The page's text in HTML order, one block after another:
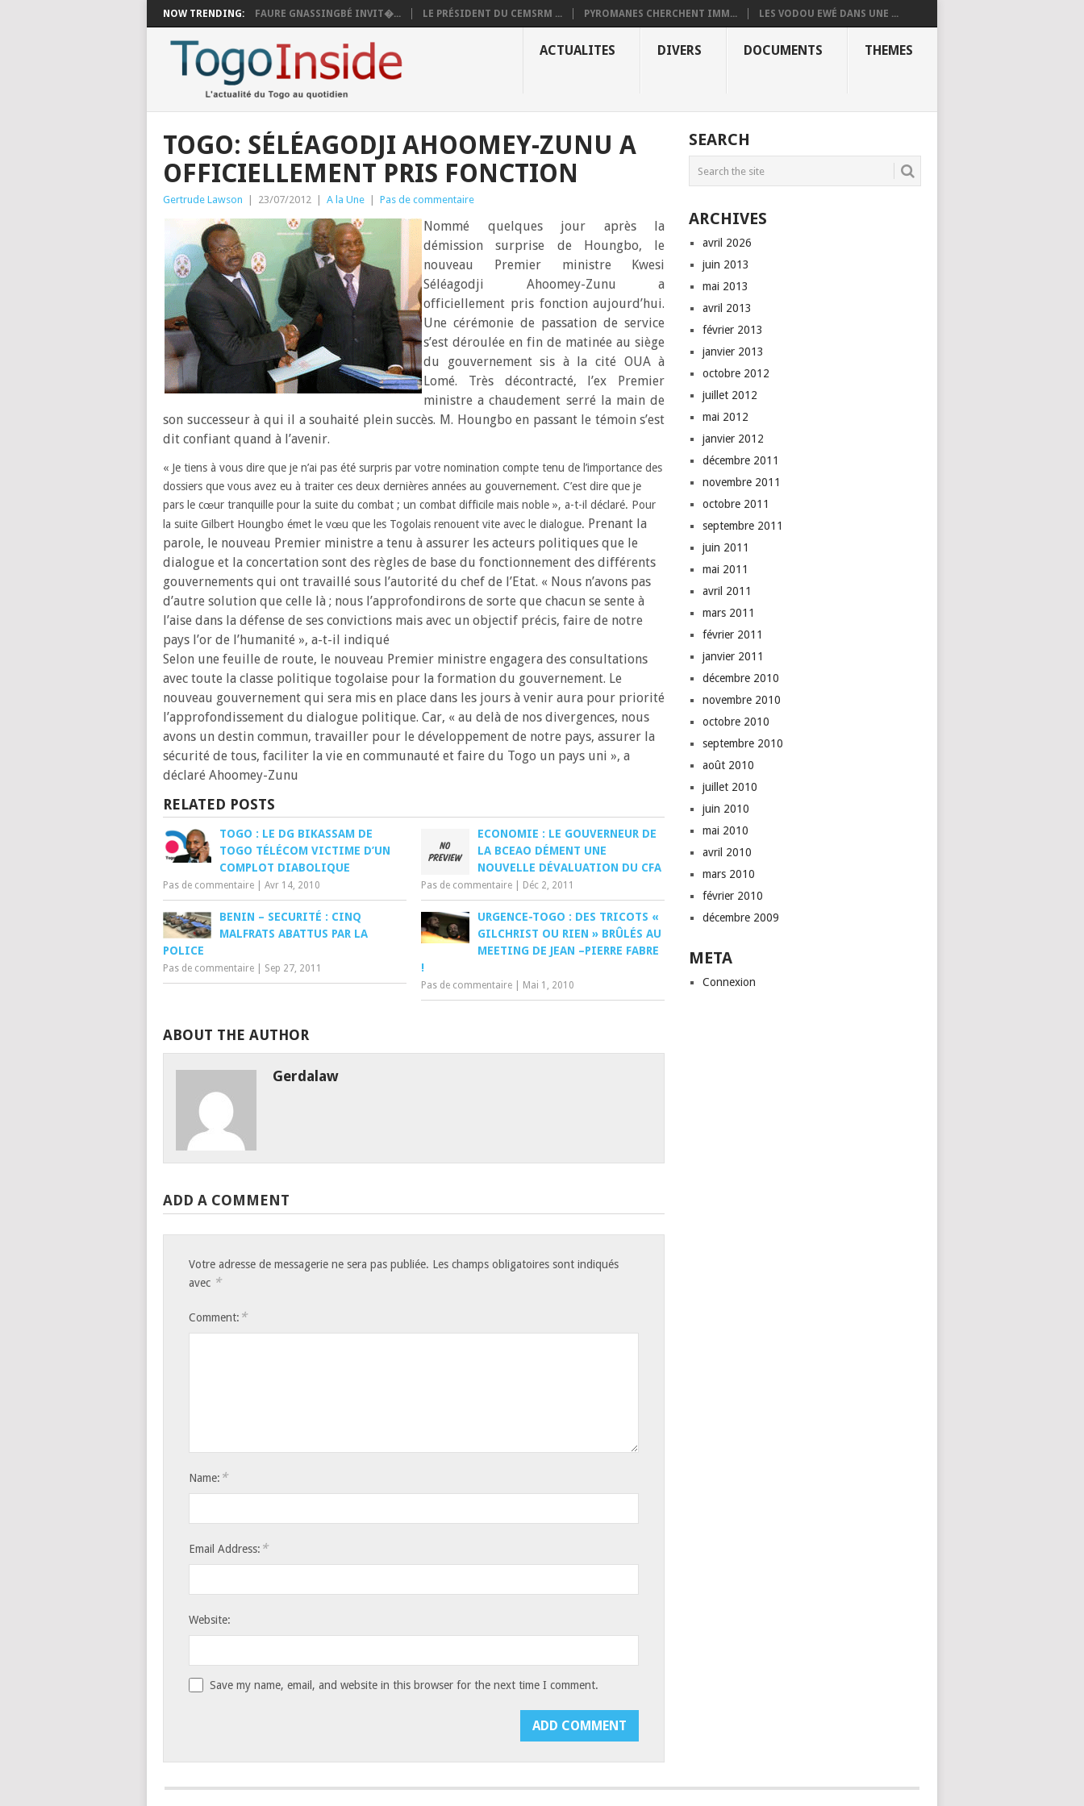
NOW TRENDING: FAURE GNASSINGBÉ INVIT�... LE PRÉSIDENT DU CEMSRM ... PYROMANES CHERCHENT IMM... LES VODOU EWÉ DANS UNE ...
ACTUALITES DIVERS DOCUMENTS THEMES
TOGO: SÉLÉAGODJI AHOOMEY-ZUNU A
OFFICIELLEMENT PRIS FONCTION
Gertrude Lawson 23/07/2012 A la Une Pas de commentaire
Nommé quelques jour après la
démission surprise de Houngbo, le
nouveau Premier ministre Kwesi
Séléagodji Ahoomey-Zunu a
officiellement pris fonction aujourd’hui.
Une cérémonie de passation de service
s’est déroulée en fin de matinée au siège
du gouvernement sis à la cité OUA à
Lomé. Très décontracté, l’ex Premier
ministre a chaudement serré la main de
son successeur à qui il a souhaité plein succès. M. Houngbo en passant le témoin s’est
dit confiant quand à l’avenir.
« Je tiens à vous dire que je n’ai pas été surpris par votre nomination compte tenu de l’importance des
dossiers que vous avez eu à traiter ces deux dernières années au gouvernement. C’est dire que je
pars le cœur tranquille pour la suite du combat ; un combat difficile mais noble », a-t-il déclaré. Pour
la suite Gilbert Houngbo émet le vœu que les Togolais renouent vite avec le dialogue. Prenant la
parole, le nouveau Premier ministre a tenu à assurer les acteurs politiques que le
dialogue et la concertation sont des règles de base du fonctionnement des différents
gouvernements qui ont travaillé sous l’autorité du chef de l’Etat. « Nous n’avons pas
d’autre solution que celle là ; nous l’approfondirons de sorte que chacun se sente à
l’aise dans la défense de ses convictions mais avec un objectif précis, faire de notre
pays l’or de l’humanité », a-t-il indiqué
Selon une feuille de route, le nouveau Premier ministre engagera des consultations
avec toute la classe politique togolaise pour la formation du gouvernement. Le
nouveau gouvernement qui sera mis en place dans les jours à venir aura pour priorité
l’approfondissement du dialogue politique. Car, « au delà de nos divergences, nous
avons un destin commun, travailler pour le développement de notre pays, assurer la
sécurité de tous, faciliter la vie en communauté et faire du Togo un pays uni », a
déclaré Ahoomey-Zunu
RELATED POSTS
TOGO : LE DG BIKASSAM DE
TOGO TÉLÉCOM VICTIME D’UN
COMPLOT DIABOLIQUE
Pas de commentaire Avr 14, 2010
ECONOMIE : LE GOUVERNEUR DE
LA BCEAO DÉMENT UNE
NOUVELLE DÉVALUATION DU CFA
Pas de commentaire Déc 2, 2011
BENIN – SECURITÉ : CINQ
MALFRATS ABATTUS PAR LA
POLICE
Pas de commentaire Sep 27, 2011
URGENCE-TOGO : DES TRICOTS «
GILCHRIST OU RIEN » BRÛLÉS AU
MEETING DE JEAN –PIERRE FABRE
!
Pas de commentaire Mai 1, 2010
ABOUT THE AUTHOR
Gerdalaw
ADD A COMMENT
Votre adresse de messagerie ne sera pas publiée. Les champs obligatoires sont indiqués
avec *
Comment: *
Name: *
Email Address: *
Website:
Save my name, email, and website in this browser for the next time I comment.
SEARCH
ARCHIVES
avril 2026
juin 2013
mai 2013
avril 2013
février 2013
janvier 2013
octobre 2012
juillet 2012
mai 2012
janvier 2012
décembre 2011
novembre 2011
octobre 2011
septembre 2011
juin 2011
mai 2011
avril 2011
mars 2011
février 2011
janvier 2011
décembre 2010
novembre 2010
octobre 2010
septembre 2010
août 2010
juillet 2010
juin 2010
mai 2010
avril 2010
mars 2010
février 2010
décembre 2009
META
Connexion